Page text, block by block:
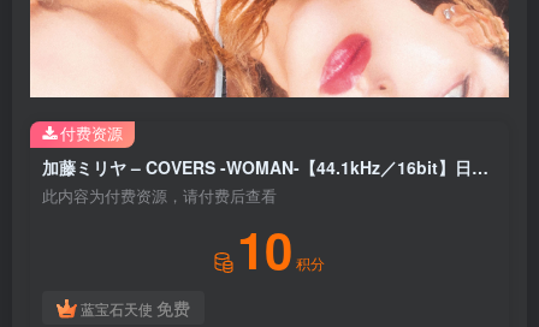
加藤ミリヤ – COVERS -WOMAN-【44.1kHz／16bit】日本区
此内容为付费资源，请付费后查看
10 积分
蓝宝石天使 免费
付费资源